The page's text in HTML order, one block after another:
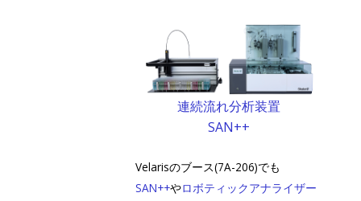
連続流れ分析装置
SAN++
Velarisのブース(7A-206)でも
SAN++やロボティックアナライザー